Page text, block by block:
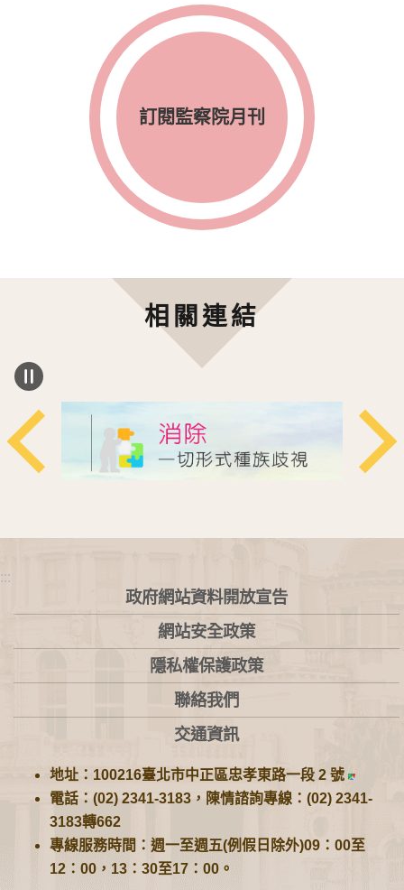
訂閱監察院月刊
相關連結
:::
政府網站資料開放宣告
網站安全政策
隱私權保護政策
聯絡我們
交通資訊
地址：100216臺北市中正區忠孝東路一段 2 號
電話：(02) 2341-3183，陳情諮詢專線：(02) 2341-
3183轉662
專線服務時間：週一至週五(例假日除外)09：00至
12：00，13：30至17：00。